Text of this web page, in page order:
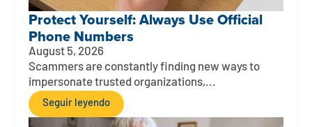
Protect Yourself: Always Use Official
Phone Numbers
August 5, 2026
Scammers are constantly finding new ways to
impersonate trusted organizations,...
Seguir leyendo